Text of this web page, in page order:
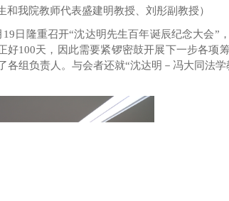
我院教师代表盛建明教授、刘彤副教授）
日隆重召开“沈达明先生百年诞辰纪念大会”
好100天 ， 因此需要紧锣密鼓开展下一步各项
各组负责人。与会者还就“沈达明－冯大同法学